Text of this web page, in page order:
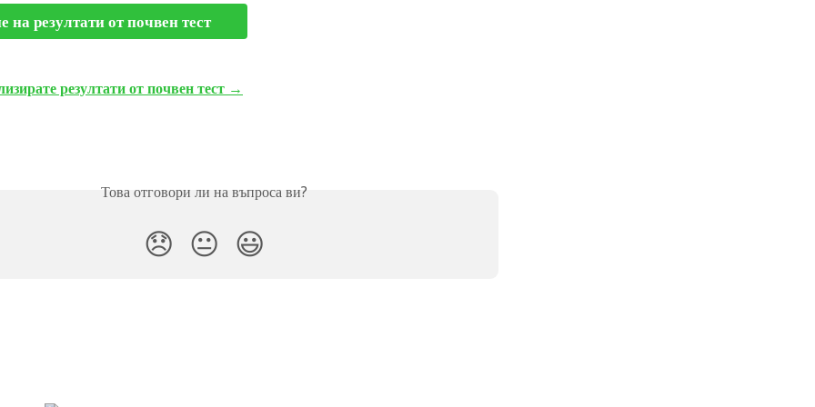
на резултати от почвен тест
резултати от почвен тест →
Това отговори ли на въпроса ви?
😞 😐 😃